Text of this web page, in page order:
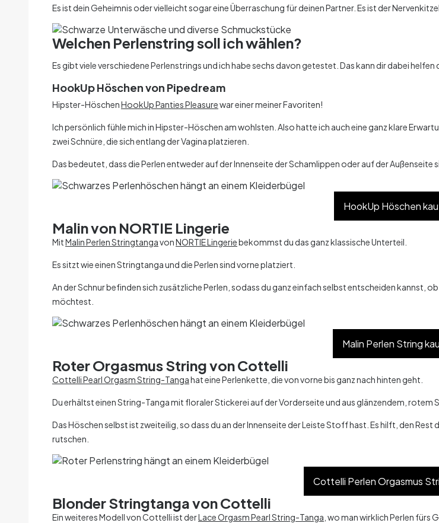
Es ist dein Geheimnis oder vielleicht sogar eine Überraschung für deinen Partner. Es ist der
Welchen Perlenstring soll ich wählen?
Es gibt viele verschiedene Perlenstrings und ich habe sechs davon getestet. Das kann dir dabei helfen
HookUp Höschen von Pipedream
Hipster-HöschenHookUp Panties Pleasurewar einer meiner Favoriten!
Ich persönlich fühle mich in Hipster-Höschen am wohlsten. Also hatte ich auch eine ganz klare
zwei Schnüre, die sich entlang der Vagina platzieren.
Das bedeutet, dass die Perlen entweder auf der Innenseite der Schamlippen oder auf der Außenseite
HookUp Höschen
Malin von NORTIE Lingerie
MitMalin Perlen StringtangavonNORTIE Lingeriebekommst du das ganz klassische Unterteil.
Es sitzt wie einen Stringtanga und die Perlen sind vorne platziert.
An der Schnur befinden sich zusätzliche Perlen, sodass du ganz einfach selbst entscheiden kannst,
möchtest.
Malin Perlen String
Roter Orgasmus String von Cottelli
Cottelli Pearl Orgasm String-Tangahat eine Perlenkette, die von vorne bis ganz nach hinten geht.
Du erhältst einen String-Tanga mit floraler Stickerei auf der Vorderseite und aus glänzendem, rotem
Das Höschen selbst ist zweiteilig, so dass du an der Innenseite der Leiste Stoff hast. Es hilft, den
rutschen.
Cottelli Perlen Orgasmus
Blonder Stringtanga von Cottelli
Ein weiteres Modell von Cottelli ist derLace Orgasm Pearl String-Tanga , wo man wirklich Perlen fürs